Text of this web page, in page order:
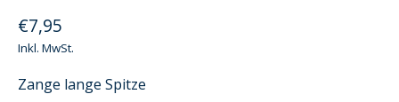
€7,95
Inkl. MwSt.
Zange lange Spitze